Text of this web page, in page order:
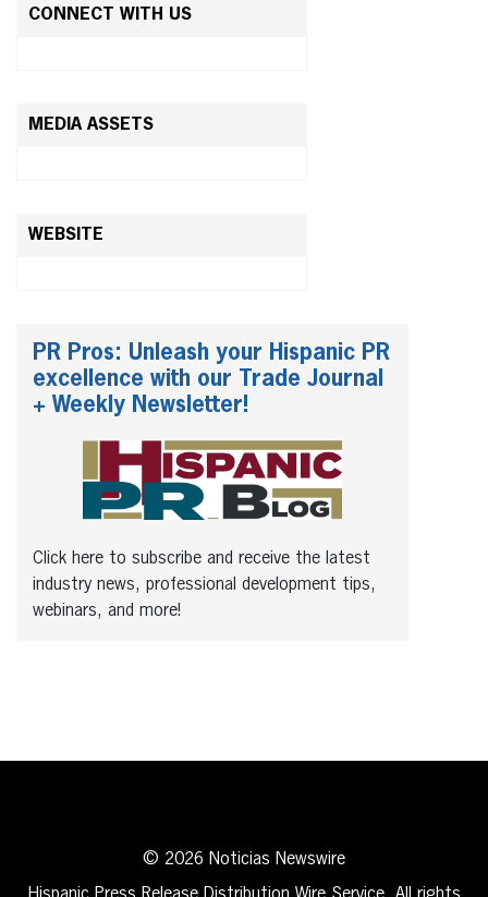
CONNECT WITH US
MEDIA ASSETS
WEBSITE
PR Pros: Unleash your Hispanic PR
excellence with our Trade Journal
+ Weekly Newsletter!
Click here to subscribe and receive the latest
industry news, professional development tips,
webinars, and more!
© 2026 Noticias Newswire